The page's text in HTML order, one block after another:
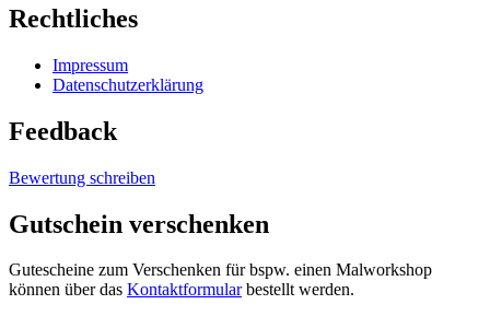
Rechtliches
Impressum
Datenschutzerklärung
Feedback
Bewertung schreiben
Gutschein verschenken
Gutescheine zum Verschenken für bspw. einen Malworkshop
können über das Kontaktformularbestellt werden.